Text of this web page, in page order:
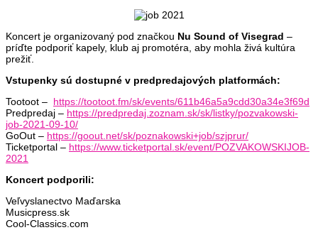
Koncert je organizovaný pod značkou Nu Sound of Visegrad –
príďte podporiť kapely, klub aj promotéra, aby mohla živá kultúra
prežiť.
Vstupenky sú dostupné v predpredajových platformách:
Tootoot – https://tootoot.fm/sk/events/611b46a5a9cdd30a34e3f69d
Predpredaj – https://predpredaj.zoznam.sk/sk/listky/pozvakowski-
job-2021-09-10/
GoOut – https://goout.net/sk/poznakowski+job/szjprur/
Ticketportal – https://www.ticketportal.sk/event/POZVAKOWSKIJOB-
2021
Koncert podporili:
Veľvyslanectvo Maďarska
Musicpress.sk
Cool-Classics.com